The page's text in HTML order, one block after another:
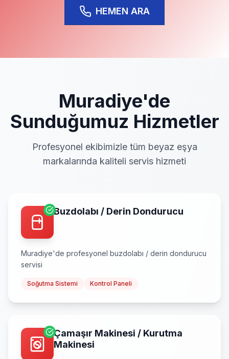
HEMEN ARA
Muradiye'de
Sunduğumuz Hizmetler
Profesyonel ekibimizle tüm beyaz eşya
markalarında kaliteli servis hizmeti
Buzdolabı / Derin Dondurucu
Muradiye'de profesyonel buzdolabı / derin dondurucu
servisi
Soğutma Sistemi Kontrol Paneli
Çamaşır Makinesi / Kurutma
Makinesi